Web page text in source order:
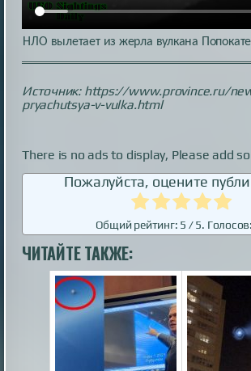
НЛО вылетает из жерла вулкана
Источник: https://www.province.ru/
pryachutsya-v-vulka.html
There is no ads to display, Please add
Пожалуйста, оцените
Общий рейтинг: 5 / 5. Голосов:
ЧИТАЙТЕ ТАКЖЕ: